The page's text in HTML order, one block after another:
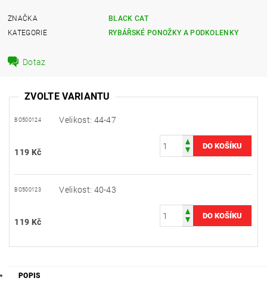
ZNAČKA
BLACK CAT
KATEGORIE
RYBÁŘSKÉ PONOŽKY A PODKOLENKY
Dotaz
ZVOLTE VARIANTU
BO500124 Velikost: 44-47
119 Kč
BO500123 Velikost: 40-43
119 Kč
POPIS